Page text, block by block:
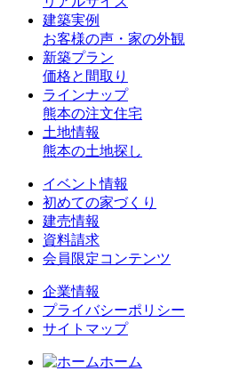
建築実例
お客様の声・家の外観
新築プラン
価格と間取り
ラインナップ
熊本の注文住宅
土地情報
熊本の土地探し
イベント情報
初めての家づくり
建売情報
資料請求
会員限定コンテンツ
企業情報
プライバシーポリシー
サイトマップ
ホーム